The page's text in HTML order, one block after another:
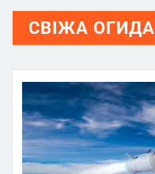
СВІЖА ОГИДА